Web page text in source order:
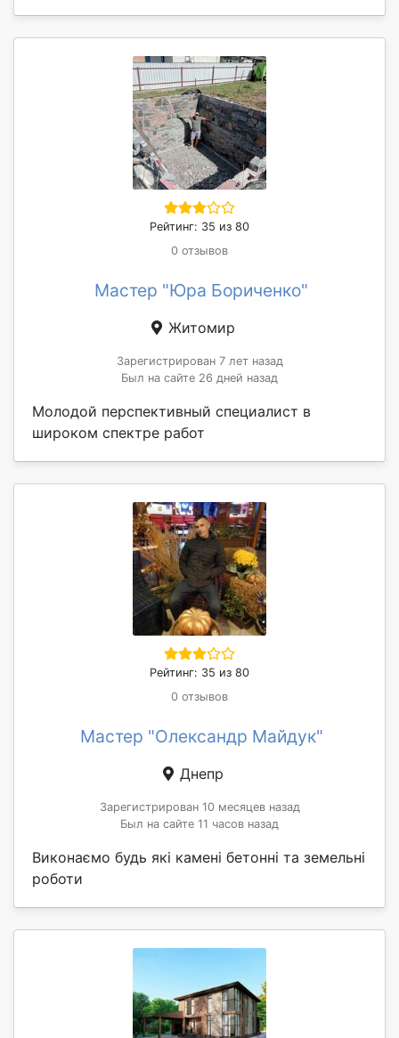
Рейтинг: 35 из 80
0 отзывов
Мастер "Юра Бориченко"
Житомир
Зарегистрирован 7 лет назад
Был на сайте 26 дней назад
Молодой перспективный специалист в
широком спектре работ
Рейтинг: 35 из 80
0 отзывов
Мастер "Олександр Майдук"
Днепр
Зарегистрирован 10 месяцев назад
Был на сайте 11 часов назад
Виконаємо будь які камені бетонні та земельні
роботи